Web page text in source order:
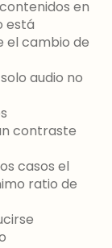
en
está
cambio de
audio no
contraste
casos el
ratio de